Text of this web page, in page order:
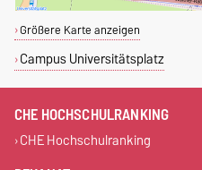
Größere Karte anzeigen
Campus Universitätsplatz
CHE HOCHSCHULRANKING
CHE Hochschulranking